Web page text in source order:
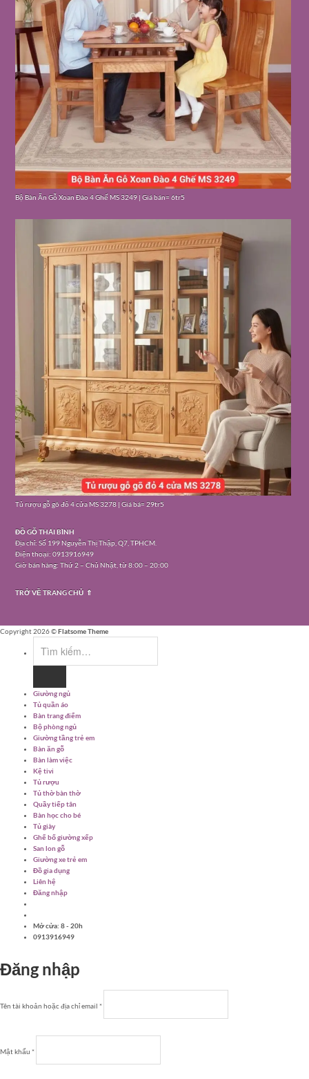
Bộ Bàn Ăn Gỗ Xoan Đào 4 Ghế MS 3249 | Giá bán= 6tr5
Tủ rượu gỗ gõ đỏ 4 cửa MS 3278 | Giá bá= 29tr5
ĐỒ GỖ THÁI BÌNH
Địa chỉ: Số 199 Nguyễn Thị Thập, Q7, TPHCM.
Điện thoại: 0913916949
Giờ bán hàng: Thứ 2 – Chủ Nhật, từ 8:00 – 20:00
TRỞ VỀ TRANG CHỦ ⇑
Copyright 2026 ©Flatsome Theme
kiếm:
Giường ngủ
Tủ quần áo
Bàn trang điểm
Bộ phòng ngủ
Giường tầng trẻ em
Bàn ăn gỗ
Bàn làm việc
Kệ tivi
Tủ rượu
Tủ thờ bàn thờ
Quầy tiếp tân
Bàn học cho bé
Tủ giày
Ghế bố giường xếp
San lon gỗ
Giường xe trẻ em
Đồ gia dụng
Liên hệ
Đăng nhập
Mở cửa: 8 - 20h
0913916949
Đăng nhập
Tên tài khoản hoặc địa chỉ email *buộc
Mật khẩu *buộc